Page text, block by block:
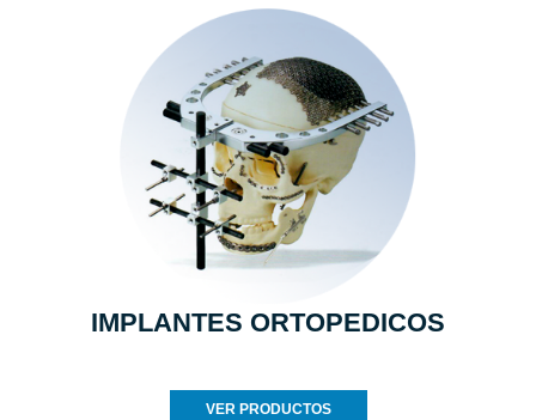
IMPLANTES ORTOPEDICOS
VER PRODUCTOS